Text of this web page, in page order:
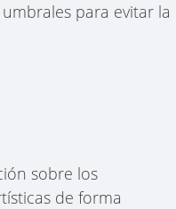
para evitar la
sobre los
de forma